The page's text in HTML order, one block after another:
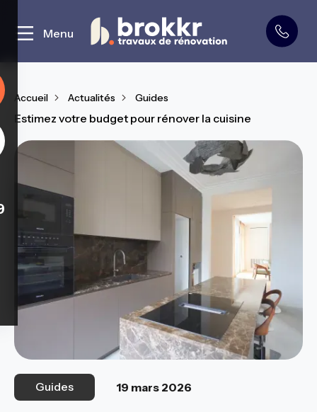
Curage et démolition
Menu
Accueil Actualités Guides
Estimez votre budget pour rénover la cuisine
Guides 19 mars 2026